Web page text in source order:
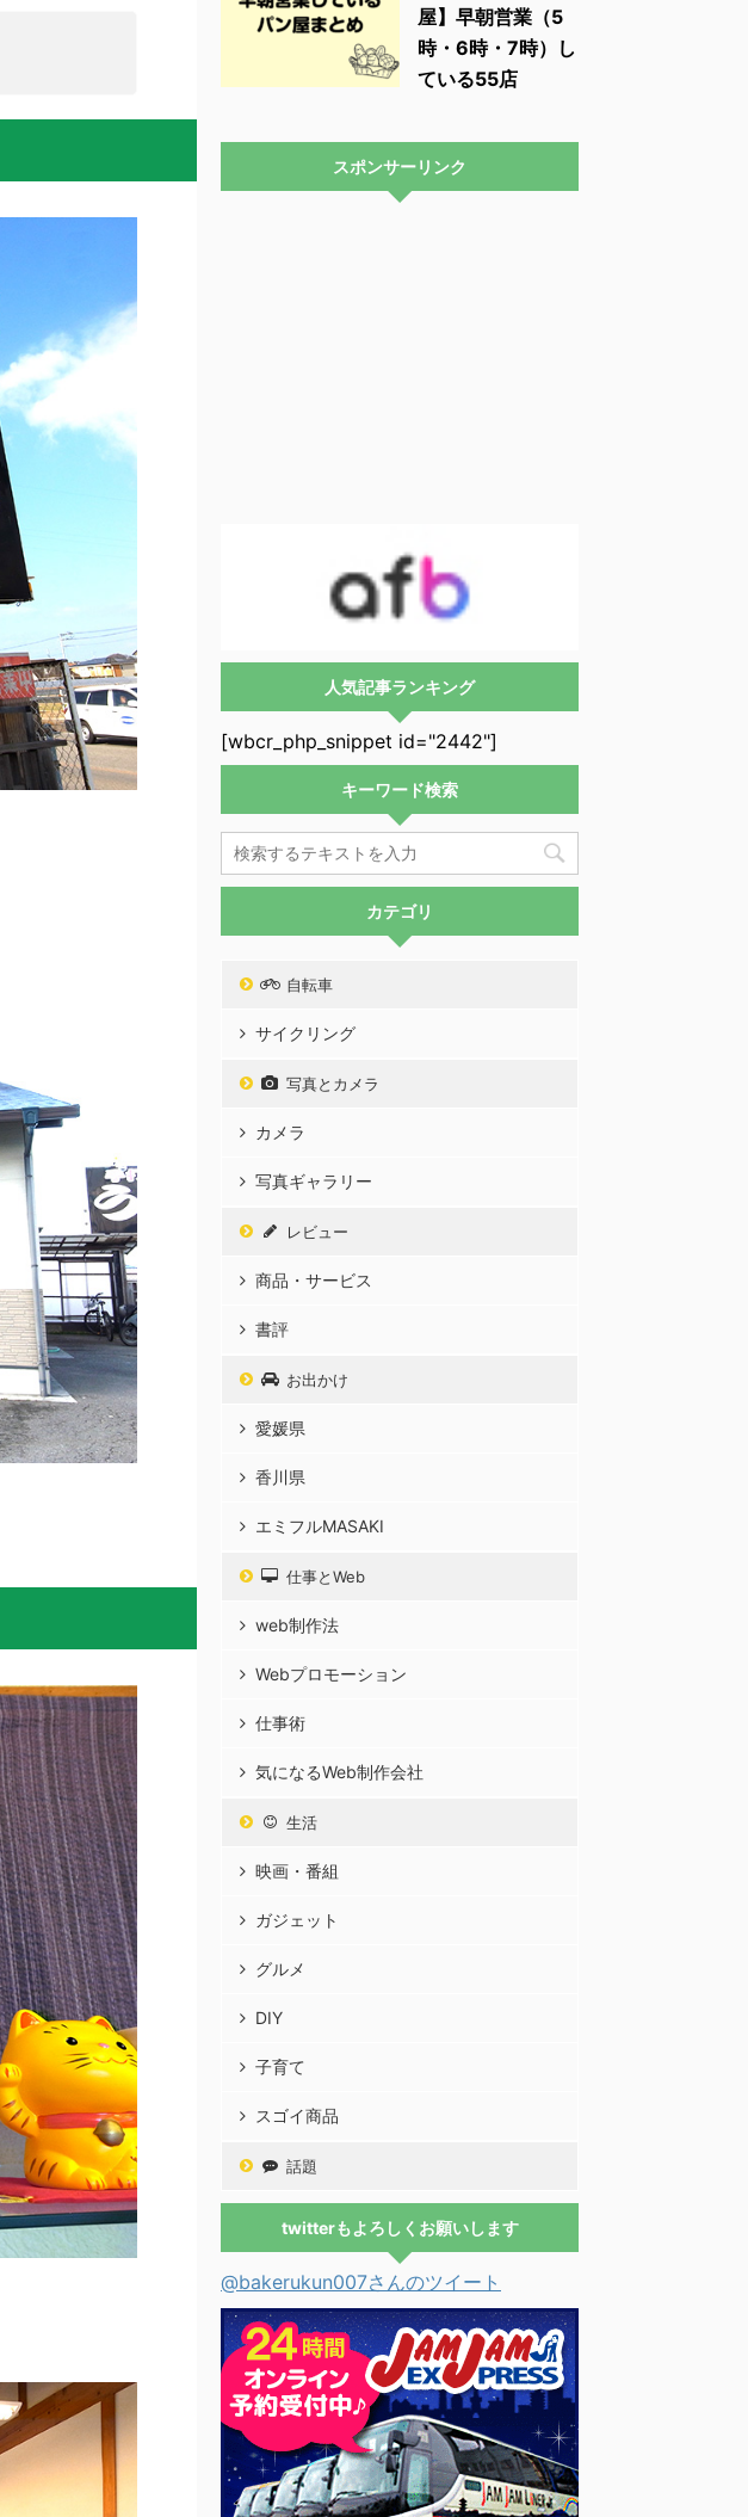
屋】早朝営業（5
時・6時・7時）し
ている55店
スポンサーリンク
人気記事ランキング
[wbcr_php_snippet id="2442"]
キーワード検索
カテゴリ
自転車
サイクリング
写真とカメラ
カメラ
写真ギャラリー
レビュー
商品・サービス
書評
お出かけ
愛媛県
香川県
エミフルMASAKI
仕事とWeb
web制作法
Webプロモーション
仕事術
気になるWeb制作会社
生活
映画・番組
ガジェット
グルメ
DIY
子育て
スゴイ商品
話題
twitterもよろしくお願いします
@bakerukun007さんのツイート